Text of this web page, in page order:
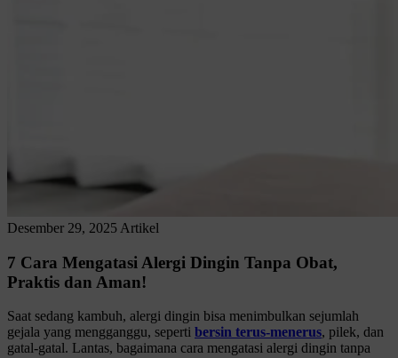
Desember 29, 2025 Artikel
7 Cara Mengatasi Alergi Dingin Tanpa Obat,
Praktis dan Aman!
Saat sedang kambuh, alergi dingin bisa menimbulkan sejumlah
gejala yang mengganggu, seperti bersin terus-menerus, pilek, dan
gatal-gatal. Lantas, bagaimana cara mengatasi alergi dingin tanpa